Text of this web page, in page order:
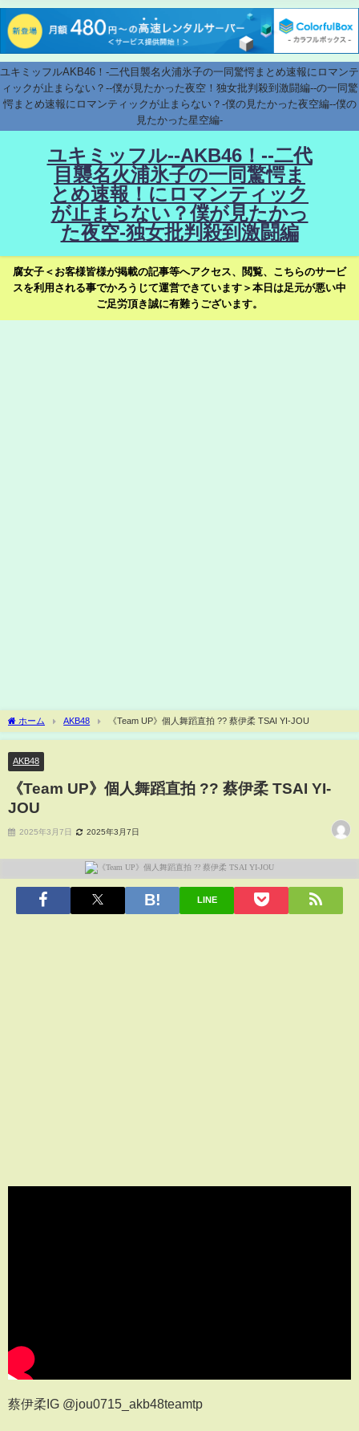
ユキミッフルAKB46！-二代目襲名火浦氷子の一同驚愕まとめ速報にロマンテ
ィックが止まらない？--僕が見たかった夜空！独女批判殺到激闘編--の一同驚
愕まとめ速報にロマンティックが止まらない？-僕の見たかった夜空編--僕の
見たかった星空編-
ユキミッフル--AKB46！--二代
目襲名火浦氷子の一同驚愕ま
とめ速報！にロマンティック
が止まらない？僕が見たかっ
た夜空-独女批判殺到激闘編
腐女子＜お客様皆様が掲載の記事等へアクセス、閲覧、こちらのサービ
スを利用される事でかろうじて運営できています＞本日は足元が悪い中
ご足労頂き誠に有難うございます。
ホーム AKB48 《Team UP》個人舞蹈直拍 ?? 蔡伊柔 TSAI YI-JOU
AKB48
《Team UP》個人舞蹈直拍 ?? 蔡伊柔 TSAI YI-
JOU
2025年3月7日 2025年3月7日
LINE
蔡伊柔IG @jou0715_akb48teamtp